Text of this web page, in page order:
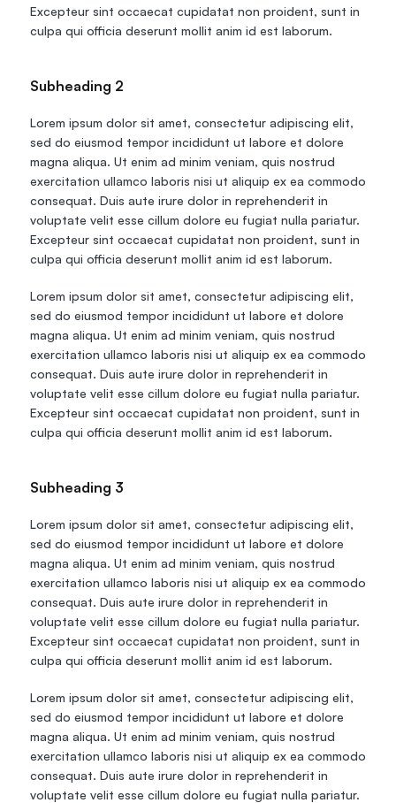
Excepteur sint occaecat cupidatat non proident, sunt in
culpa qui officia deserunt mollit anim id est laborum.
Subheading 2
Lorem ipsum dolor sit amet, consectetur adipiscing elit,
sed do eiusmod tempor incididunt ut labore et dolore
magna aliqua. Ut enim ad minim veniam, quis nostrud
exercitation ullamco laboris nisi ut aliquip ex ea commodo
consequat. Duis aute irure dolor in reprehenderit in
voluptate velit esse cillum dolore eu fugiat nulla pariatur.
Excepteur sint occaecat cupidatat non proident, sunt in
culpa qui officia deserunt mollit anim id est laborum.
Lorem ipsum dolor sit amet, consectetur adipiscing elit,
sed do eiusmod tempor incididunt ut labore et dolore
magna aliqua. Ut enim ad minim veniam, quis nostrud
exercitation ullamco laboris nisi ut aliquip ex ea commodo
consequat. Duis aute irure dolor in reprehenderit in
voluptate velit esse cillum dolore eu fugiat nulla pariatur.
Excepteur sint occaecat cupidatat non proident, sunt in
culpa qui officia deserunt mollit anim id est laborum.
Subheading 3
Lorem ipsum dolor sit amet, consectetur adipiscing elit,
sed do eiusmod tempor incididunt ut labore et dolore
magna aliqua. Ut enim ad minim veniam, quis nostrud
exercitation ullamco laboris nisi ut aliquip ex ea commodo
consequat. Duis aute irure dolor in reprehenderit in
voluptate velit esse cillum dolore eu fugiat nulla pariatur.
Excepteur sint occaecat cupidatat non proident, sunt in
culpa qui officia deserunt mollit anim id est laborum.
Lorem ipsum dolor sit amet, consectetur adipiscing elit,
sed do eiusmod tempor incididunt ut labore et dolore
magna aliqua. Ut enim ad minim veniam, quis nostrud
exercitation ullamco laboris nisi ut aliquip ex ea commodo
consequat. Duis aute irure dolor in reprehenderit in
voluptate velit esse cillum dolore eu fugiat nulla pariatur.